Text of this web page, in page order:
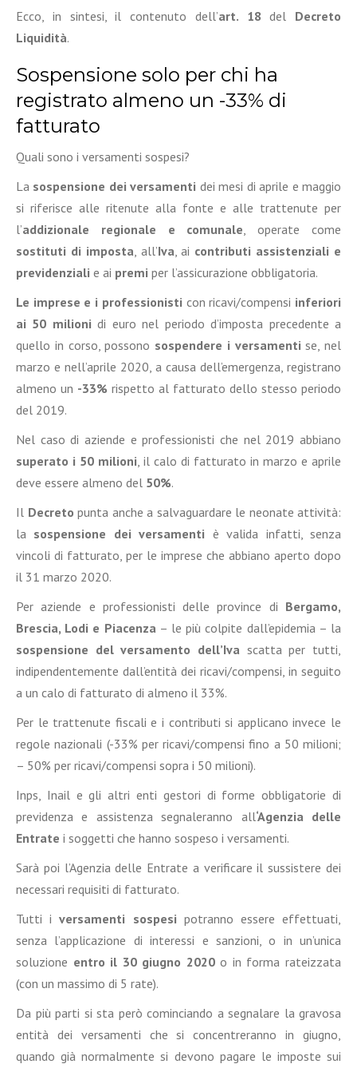
Ecco, in sintesi, il contenuto dell’art. 18del Decreto
Liquidità.
Sospensione solo per chi ha
registrato almeno un -33% di
fatturato
Quali sono i versamenti sospesi?
La sospensione dei versamenti dei mesi di aprile e maggio
si riferisce alle ritenute alla fonte e alle trattenute per
l’addizionale regionale e comunale , operate come
sostituti di imposta , all’Iva , ai contributi assistenziali e
previdenziali e ai premi per l’assicurazione obbligatoria.
Le imprese e i professionisti con ricavi/compensi inferiori
ai 50 milioni di euro nel periodo d’imposta precedente a
quello in corso, possono sospendere i versamenti se, nel
marzo e nell’aprile 2020, a causa dell’emergenza, registrano
almeno un -33% rispetto al fatturato dello stesso periodo
del 2019.
Nel caso di aziende e professionisti che nel 2019 abbiano
superato i 50 milioni , il calo di fatturato in marzo e aprile
deve essere almeno del 50%.
Il Decreto punta anche a salvaguardare le neonate attività:
la sospensione dei versamenti è valida infatti, senza
vincoli di fatturato, per le imprese che abbiano aperto dopo
il 31 marzo 2020.
Per aziende e professionisti delle province di Bergamo,
Brescia, Lodi e Piacenza – le più colpite dall’epidemia – la
sospensione del versamento dell’Iva scatta per tutti,
indipendentemente dall’entità dei ricavi/compensi, in seguito
a un calo di fatturato di almeno il 33%.
Per le trattenute fiscali e i contributi si applicano invece le
regole nazionali (-33% per ricavi/compensi fino a 50 milioni;
– 50% per ricavi/compensi sopra i 50 milioni).
Inps, Inail e gli altri enti gestori di forme obbligatorie di
previdenza e assistenza segnaleranno all‘Agenzia delle
Entrate i soggetti che hanno sospeso i versamenti.
Sarà poi l’Agenzia delle Entrate a verificare il sussistere dei
necessari requisiti di fatturato.
Tutti iversamenti sospesi potranno essere effettuati,
senza l’applicazione di interessi e sanzioni, o in un’unica
soluzione entro il 30 giugno 2020o in forma rateizzata
(con un massimo di 5 rate).
Da più parti si sta però cominciando a segnalare la gravosa
entità dei versamenti che si concentreranno in giugno,
quando già normalmente si devono pagare le imposte sui